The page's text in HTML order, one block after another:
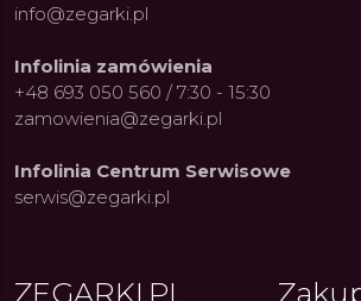
info@zegarki.pl
Infolinia zamówienia
+48 693 050 560 / 7:30 - 15:30
zamowienia@zegarki.pl
Infolinia Centrum Serwisowe
serwis@zegarki.pl
ZEGARKI.PL